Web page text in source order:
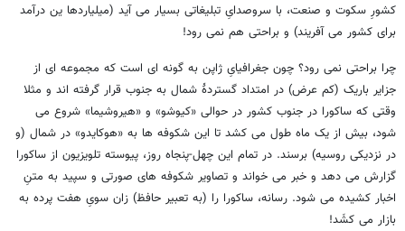
کشورِ سکوت و صنعت، با سروصدایِ تبلیغاتی بسیار می آید (میلیاردها ین درآمد
برای کشور می آفریند) و براحتی هم نمی رود!
چرا براحتی نمی رود؟ چون جغرافیایِ ژاپن به گونه ای است که مجموعه ای از
جزایر باریک (کم عرض) در امتداد گستردۀ شمال به جنوب قرار گرفته اند و مثلا
وقتی که ساکورا در جنوب کشور در حوالی «کیوشو» و «هیروشیما» شروع می
شود، بیش از یک ماه طول می کشد تا این شکوفه ها به «هوکایدو» در شمال (و
در نزدیکی روسیه) برسند. در تمام این چهل-پنجاه روز، پیوسته تلویزیون از ساکورا
گزارش می دهد و خبر می خواند و تصاویر شکوفه های صورتی و سپید به متنِ
اخبار کشیده می شود. رسانه، ساکورا را (به تعبیر حافظ) زان سویِ هفت پرده به
بازار می کشَد!